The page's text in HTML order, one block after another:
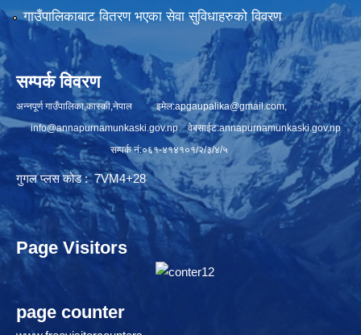
गाउँपालिकाबाट वितरण भएका सेवा सुविधाहरुको विवरण
सम्पर्क विवरण
अन्नपूर्ण गाउँपालिका,कास्की,नेपाल इमेल:apgaupalika@gmail.com,
info@annapurnamunkaski.gov.npवेबसाईट:annapurnamunkaski.gov.np
सम्पर्क नं:०६१-४१४१०१/२/३/४/५
गुगल प्लस कोड : 7VM4+28
Page Visitors
page counter